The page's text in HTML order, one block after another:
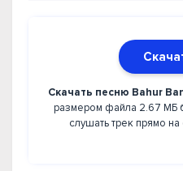
Скачать песню Bahur
размером файла 2.67 МБ
слушать трек прямо